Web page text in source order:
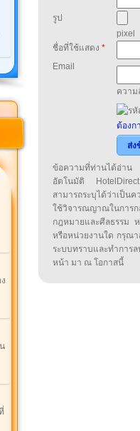
รูป
pixel
ชื่อที่ใช้แสดง *
Email
ความ
ต้องก
ส่ง
ข้อความที่ท่านได้อ่าน
อัตโนมัติ
สามารถระบุได้ว่าเป็น
ใช้วิจารณญาณในกา
กฎหมายและศีลธรรม
หรือหน่วยงานใด กรุณา
ระบบทราบและทำกา
หน้า มา ณ โอกาสนี้